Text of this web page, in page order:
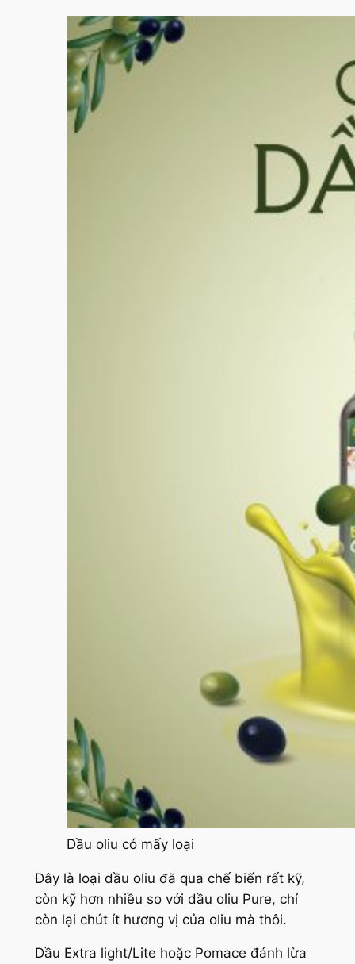
Dầu oliu có mấy loại
Đây là loại dầu oliu đã qua chế biến rất kỹ,
còn kỹ hơn nhiều so với dầu oliu Pure, chỉ
còn lại chút ít hương vị của oliu mà thôi.
Dầu Extra light/Lite hoặc Pomace đánh lừa